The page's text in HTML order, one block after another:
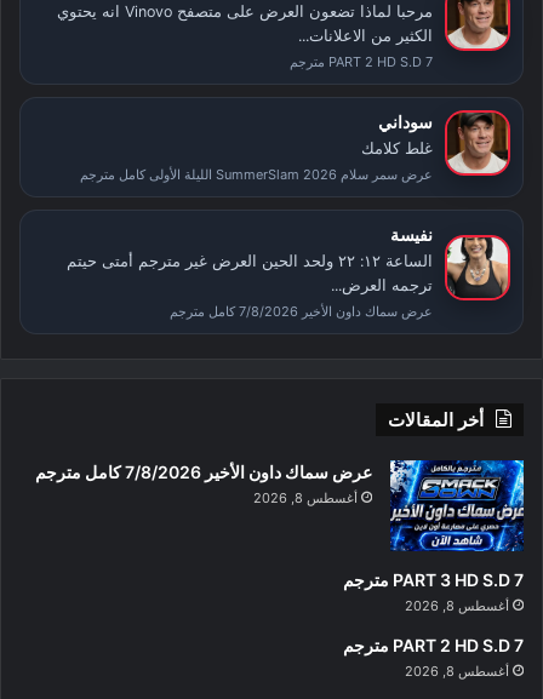
مرحبا لماذا تضعون العرض على متصفح Vinovo انه يحتوي
الكثير من الاعلانات...
PART 2 HD S.D 7 مترجم
سوداني
غلط كلامك
عرض سمر سلام SummerSlam 2026 الليلة الأولى كامل مترجم
نفيسة
الساعة ١٢: ٢٢ ولحد الحين العرض غير مترجم أمتى حيتم
ترجمه العرض...
عرض سماك داون الأخير 7/8/2026 كامل مترجم
أخر المقالات
عرض سماك داون الأخير 7/8/2026 كامل مترجم
أغسطس 8, 2026
PART 3 HD S.D 7 مترجم
أغسطس 8, 2026
PART 2 HD S.D 7 مترجم
أغسطس 8, 2026